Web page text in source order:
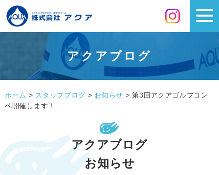
アクアブログ
ホーム > スタッフブログ > お知らせ >第3回アクアゴルフコン
ペ開催します！
アクアブログ
お知らせ